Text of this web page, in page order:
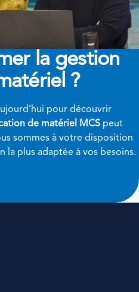
la gestion
?
pour découvrir
de matériel MCS peut
sommes à votre disposition
la plus adaptée à vos besoins.